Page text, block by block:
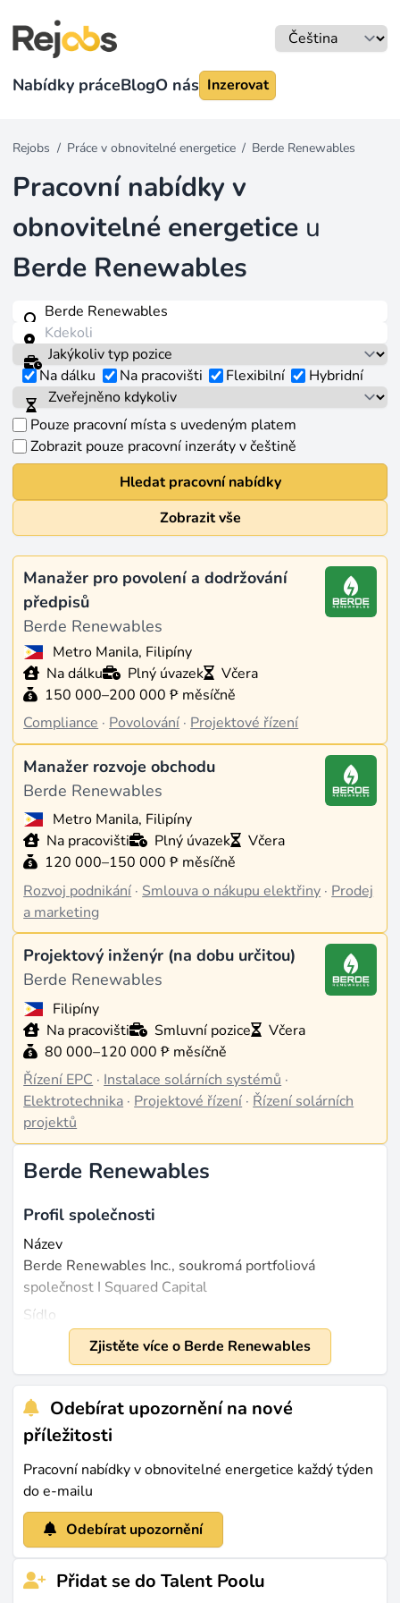
Nabídky práceBlogO nás Inzerovat
Rejobs / Práce v obnovitelné energetice / Berde Renewables
Pracovní nabídky v
obnovitelné energetice u
Berde Renewables
Na dálku Na pracovišti Flexibilní Hybridní
Pouze pracovní místa s uvedeným platem
Zobrazit pouze pracovní inzeráty v češtině
Hledat pracovní nabídky
Zobrazit vše
Manažer pro povolení a dodržování
předpisů
Berde Renewables
Metro Manila, Filipíny
Na dálku
Plný úvazek
Včera
150 000–200 000 ₱ měsíčně
Compliance · Povolování · Projektové řízení
Manažer rozvoje obchodu
Berde Renewables
Metro Manila, Filipíny
Na pracovišti
Plný úvazek
Včera
120 000–150 000 ₱ měsíčně
Rozvoj podnikání · Smlouva o nákupu elektřiny · Prodej
a marketing
Projektový inženýr (na dobu určitou)
Berde Renewables
Filipíny
Na pracovišti
Smluvní pozice
Včera
80 000–120 000 ₱ měsíčně
Řízení EPC · Instalace solárních systémů ·
Elektrotechnika · Projektové řízení · Řízení solárních
projektů
Berde Renewables
Profil společnosti
Název
Berde Renewables Inc., soukromá portfoliová
společnost I Squared Capital
Sídlo
Pasig, Filipíny
Založeno
2017
Velikost
Přibližně 50 zaměstnanců (zdroj:
Čím se zabývají
integrovaných B2B systémů obnovitelné energie,
zaměřujících se především na komerční a průmyslová
solární řešení za elektroměrem a zabudovanou výrobu
pro elektrické družstva. Jejich technologické portfolio
Zjistěte více o Berde Renewables
Odebírat upozornění na nové
příležitosti
Pracovní nabídky v obnovitelné energetice každý týden
do e-mailu
Odebírat upozornění
Přidat se do Talent Poolu